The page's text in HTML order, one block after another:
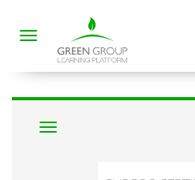
Toggle navigation
Navigation ein-/ausblenden